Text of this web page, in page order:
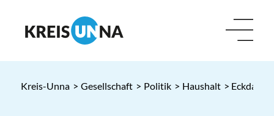
Kreis-Unna > Gesellschaft > Politik > Haushalt >